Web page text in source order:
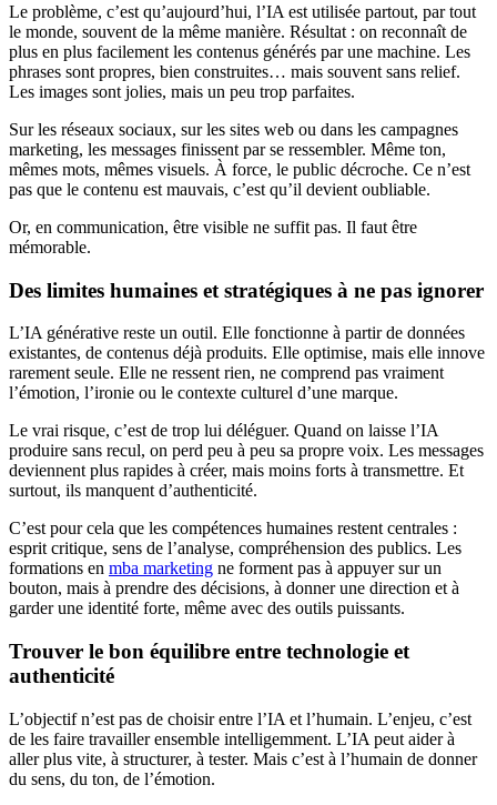
Le problème, c’est qu’aujourd’hui, l’IA est utilisée partout, par tout
le monde, souvent de la même manière. Résultat : on reconnaît de
plus en plus facilement les contenus générés par une machine. Les
phrases sont propres, bien construites… mais souvent sans relief.
Les images sont jolies, mais un peu trop parfaites.
Sur les réseaux sociaux, sur les sites web ou dans les campagnes
marketing, les messages finissent par se ressembler. Même ton,
mêmes mots, mêmes visuels. À force, le public décroche. Ce n’est
pas que le contenu est mauvais, c’est qu’il devient oubliable.
Or, en communication, être visible ne suffit pas. Il faut être
mémorable.
Des limites humaines et stratégiques à ne pas ignorer
L’IA générative reste un outil. Elle fonctionne à partir de données
existantes, de contenus déjà produits. Elle optimise, mais elle innove
rarement seule. Elle ne ressent rien, ne comprend pas vraiment
l’émotion, l’ironie ou le contexte culturel d’une marque.
Le vrai risque, c’est de trop lui déléguer. Quand on laisse l’IA
produire sans recul, on perd peu à peu sa propre voix. Les messages
deviennent plus rapides à créer, mais moins forts à transmettre. Et
surtout, ils manquent d’authenticité.
C’est pour cela que les compétences humaines restent centrales :
esprit critique, sens de l’analyse, compréhension des publics. Les
formations en mba marketing ne forment pas à appuyer sur un
bouton, mais à prendre des décisions, à donner une direction et à
garder une identité forte, même avec des outils puissants.
Trouver le bon équilibre entre technologie et
authenticité
L’objectif n’est pas de choisir entre l’IA et l’humain. L’enjeu, c’est
de les faire travailler ensemble intelligemment. L’IA peut aider à
aller plus vite, à structurer, à tester. Mais c’est à l’humain de donner
du sens, du ton, de l’émotion.